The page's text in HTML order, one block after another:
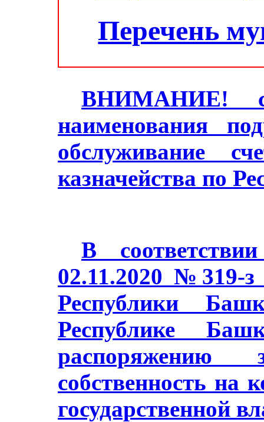
Перечень
ВНИМАНИЕ! с
наименования
обслуживание
казначейства по
В
02.11.2020 №319-
Республики
Республике
распоряжению
собственность на
государственной